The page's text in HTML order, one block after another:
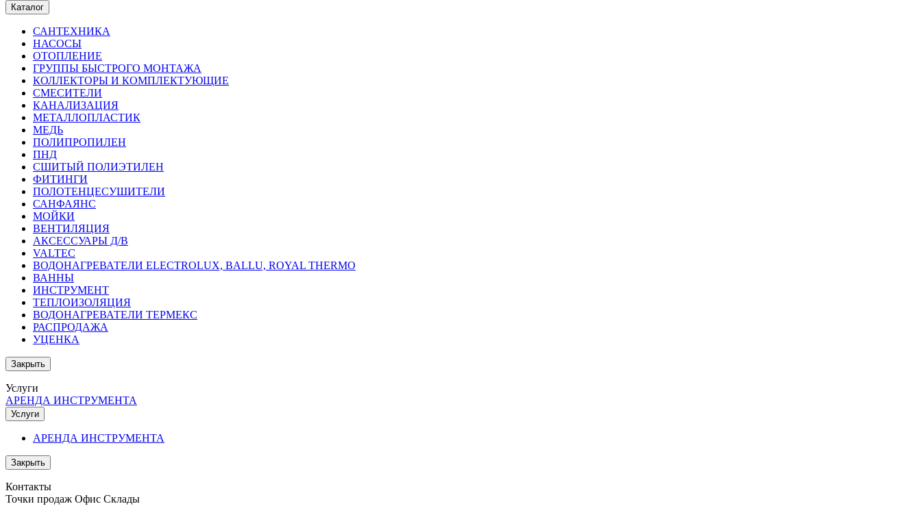
Каталог
САНТЕХНИКА
НАСОСЫ
ОТОПЛЕНИЕ
ГРУППЫ БЫСТРОГО МОНТАЖА
КОЛЛЕКТОРЫ И КОМПЛЕКТУЮЩИЕ
СМЕСИТЕЛИ
КАНАЛИЗАЦИЯ
МЕТАЛЛОПЛАСТИК
МЕДЬ
ПОЛИПРОПИЛЕН
ПНД
СШИТЫЙ ПОЛИЭТИЛЕН
ФИТИНГИ
ПОЛОТЕНЦЕСУШИТЕЛИ
САНФАЯНС
МОЙКИ
ВЕНТИЛЯЦИЯ
АКСЕССУАРЫ Д/В
VALTEC
ВОДОНАГРЕВАТЕЛИ ELECTROLUX, BALLU, ROYAL THERMO
ВАННЫ
ИНСТРУМЕНТ
ТЕПЛОИЗОЛЯЦИЯ
ВОДОНАГРЕВАТЕЛИ ТЕРМЕКС
РАСПРОДАЖА
УЦЕНКА
Закрыть
Услуги
АРЕНДА ИНСТРУМЕНТА
Услуги
АРЕНДА ИНСТРУМЕНТА
Закрыть
Контакты
Точки продаж Офис Склады